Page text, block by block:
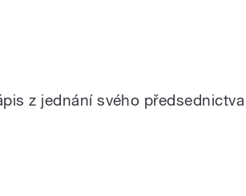
z jednání svého předsednictva